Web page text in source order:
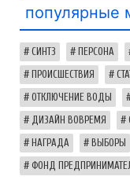
популярные
СИНТЗ ПЕРСОНА
ПРОИСШЕСТВИЯ
ОТКЛЮЧЕНИЕ ВОДЫ
ДИЗАЙН ВОВРЕМЯ
НАГРАДА ВЫБОРЫ
ФОНД